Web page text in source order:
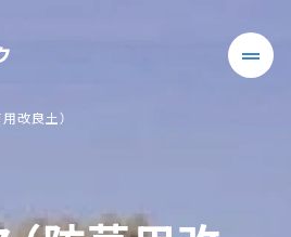
改良土）